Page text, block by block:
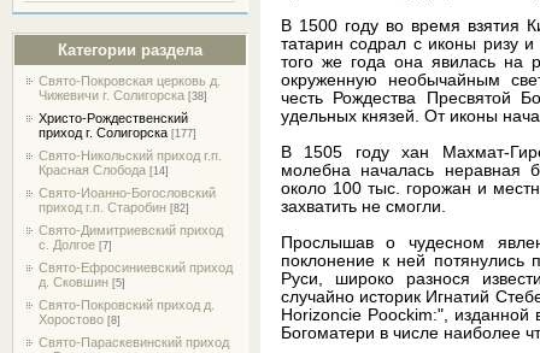
Категории раздела
Свято-Покровская церковь д.
Чижевичи г. Солигорска [38]
Христо-Рождественский
приход г. Солигорска [177]
Свято-Никольский приход г.п.
Красная Слобода [14]
Свято-Иоанно-Богословский
приход г.п. Старобин [82]
Свято-Димитриевский приход
с. Долгое [7]
Свято-Ефросиниевский приход
д. Сковшин [5]
Свято-Покровский приход д.
Хоростово [8]
Свято-Параскевинский приход
В 1500 году во время взятия
татарин содрал с иконы ризу
того же года она явилась на
окруженную необычайным
честь Рождества Пресвятой
удельных князей. От иконы
В 1505 году хан Махмат-
молебна началась неравная
около 100 тыс. горожан и
захватить не смогли.
Прослышав о чудесном
поклонение к ней потянулись
Руси, широко разнося
случайно историк Игнатий
Horizoncie Poockim:",
Богоматери в числе наиболее